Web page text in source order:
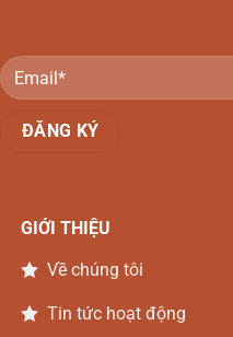
GIỚI THIỆU
Về chúng tôi
Tin tức hoạt động